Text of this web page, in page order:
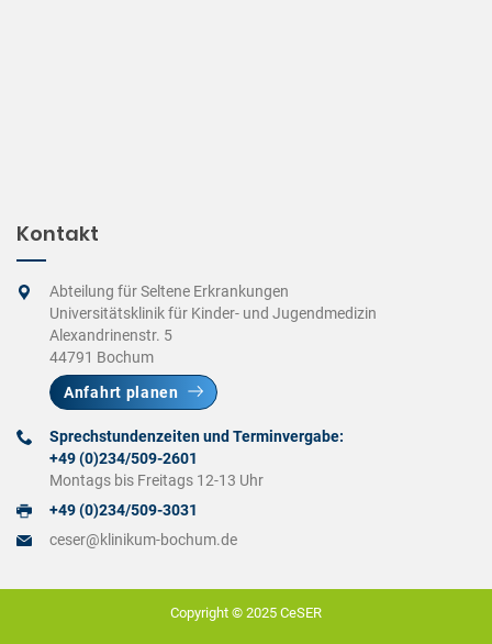
Kontakt
Abteilung für Seltene Erkrankungen
Universitätsklinik für Kinder- und Jugendmedizin
Alexandrinenstr. 5
44791 Bochum
Anfahrt planen
Sprechstundenzeiten und Terminvergabe:
+49 (0)234/509-2601
Montags bis Freitags 12-13 Uhr
+49 (0)234/509-3031
ceser@klinikum-bochum.de
Copyright © 2025 CeSER